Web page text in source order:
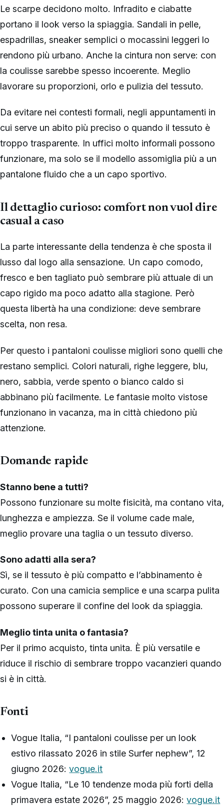
Le scarpe decidono molto. Infradito e ciabatte
portano il look verso la spiaggia. Sandali in pelle,
espadrillas, sneaker semplici o mocassini leggeri lo
rendono più urbano. Anche la cintura non serve: con
la coulisse sarebbe spesso incoerente. Meglio
lavorare su proporzioni, orlo e pulizia del tessuto.
Da evitare nei contesti formali, negli appuntamenti in
cui serve un abito più preciso o quando il tessuto è
troppo trasparente. In uffici molto informali possono
funzionare, ma solo se il modello assomiglia più a un
pantalone fluido che a un capo sportivo.
Il dettaglio curioso: comfort non vuol dire
casual a caso
La parte interessante della tendenza è che sposta il
lusso dal logo alla sensazione. Un capo comodo,
fresco e ben tagliato può sembrare più attuale di un
capo rigido ma poco adatto alla stagione. Però
questa libertà ha una condizione: deve sembrare
scelta, non resa.
Per questo i pantaloni coulisse migliori sono quelli che
restano semplici. Colori naturali, righe leggere, blu,
nero, sabbia, verde spento o bianco caldo si
abbinano più facilmente. Le fantasie molto vistose
funzionano in vacanza, ma in città chiedono più
attenzione.
Domande rapide
Stanno bene a tutti?
Possono funzionare su molte fisicità, ma contano vita,
lunghezza e ampiezza. Se il volume cade male,
meglio provare una taglia o un tessuto diverso.
Sono adatti alla sera?
Sì, se il tessuto è più compatto e l’abbinamento è
curato. Con una camicia semplice e una scarpa pulita
possono superare il confine del look da spiaggia.
Meglio tinta unita o fantasia?
Per il primo acquisto, tinta unita. È più versatile e
riduce il rischio di sembrare troppo vacanzieri quando
si è in città.
Fonti
Vogue Italia, “I pantaloni coulisse per un look
estivo rilassato 2026 in stile Surfer nephew”, 12
giugno 2026:vogue.it
Vogue Italia, “Le 10 tendenze moda più forti della
primavera estate 2026”, 25 maggio 2026:vogue.it